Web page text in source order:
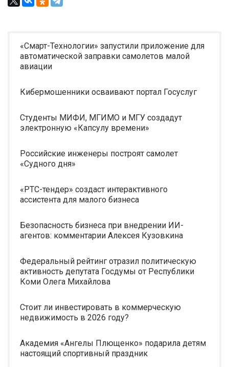
«Смарт-Технологии» запустили приложение для
автоматической заправки самолетов малой
авиации
Кибермошенники осваивают портал Госуслуг
Студенты МИФИ, МГИМО и МГУ создадут
электронную «Капсулу времени»
Российские инженеры построят самолет
«Судного дня»
«РТС-тендер» создаст интерактивного
ассистента для малого бизнеса
Безопасность бизнеса при внедрении ИИ-
агентов: комментарии Алексея Кузовкина
Федеральный рейтинг отразил политическую
активность депутата Госдумы от Республики
Коми Олега Михайлова
Стоит ли инвестировать в коммерческую
недвижимость в 2026 году?
Академия «Ангелы Плющенко» подарила детям
настоящий спортивный праздник